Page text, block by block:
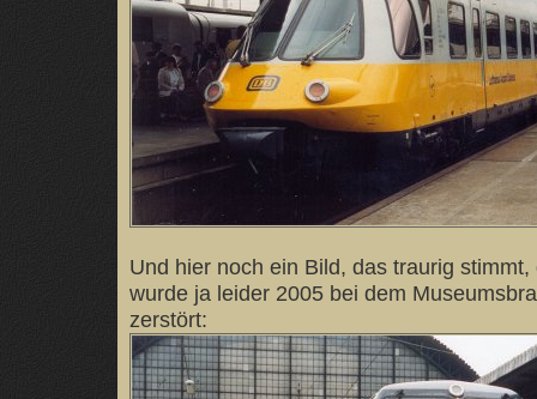
Und hier noch ein Bild, das traurig
wurde ja leider 2005 bei dem
zerstört: